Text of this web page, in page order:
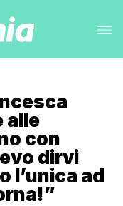
alle
con
dirvi
l’unica ad